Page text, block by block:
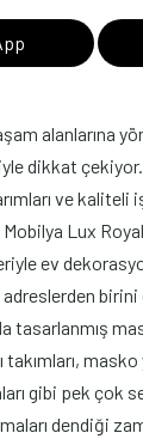
alanlarına
dikkat çekiyor.
ve kaliteli
Lux
ev
tasarlanmış
masko
gibi pek çok
dendiği